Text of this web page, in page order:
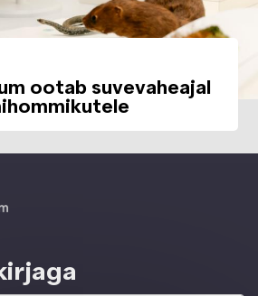
ootab suvevaheajal